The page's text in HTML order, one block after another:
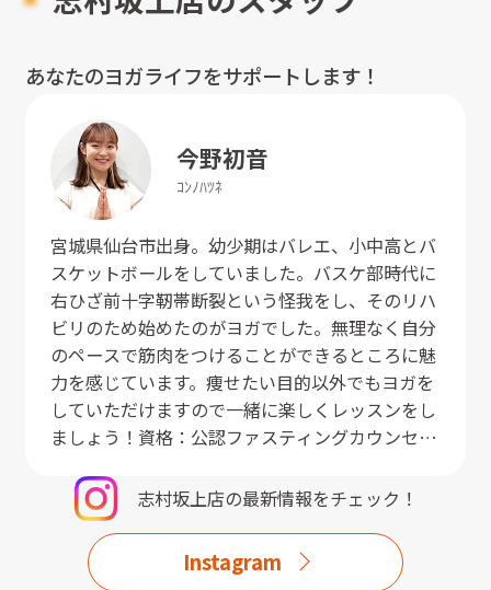
あなたのヨガライフをサポートします！
今野初音
ｺﾝﾉﾊﾂﾈ
宮城県仙台市出身。幼少期はバレエ、小中高とバ
スケットボールをしていました。バスケ部時代に
右ひざ前十字靭帯断裂という怪我をし、そのリハ
ビリのため始めたのがヨガでした。無理なく自分
のペースで筋肉をつけることができるところに魅
力を感じています。痩せたい目的以外でもヨガを
していただけますので一緒に楽しくレッスンをし
ましょう！資格：公認ファスティングカウンセラ
志村坂上店の最新情報をチェック！
Instagram